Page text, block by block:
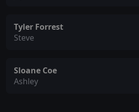
Tyler Forrest
Steve
Sloane Coe
Ashley